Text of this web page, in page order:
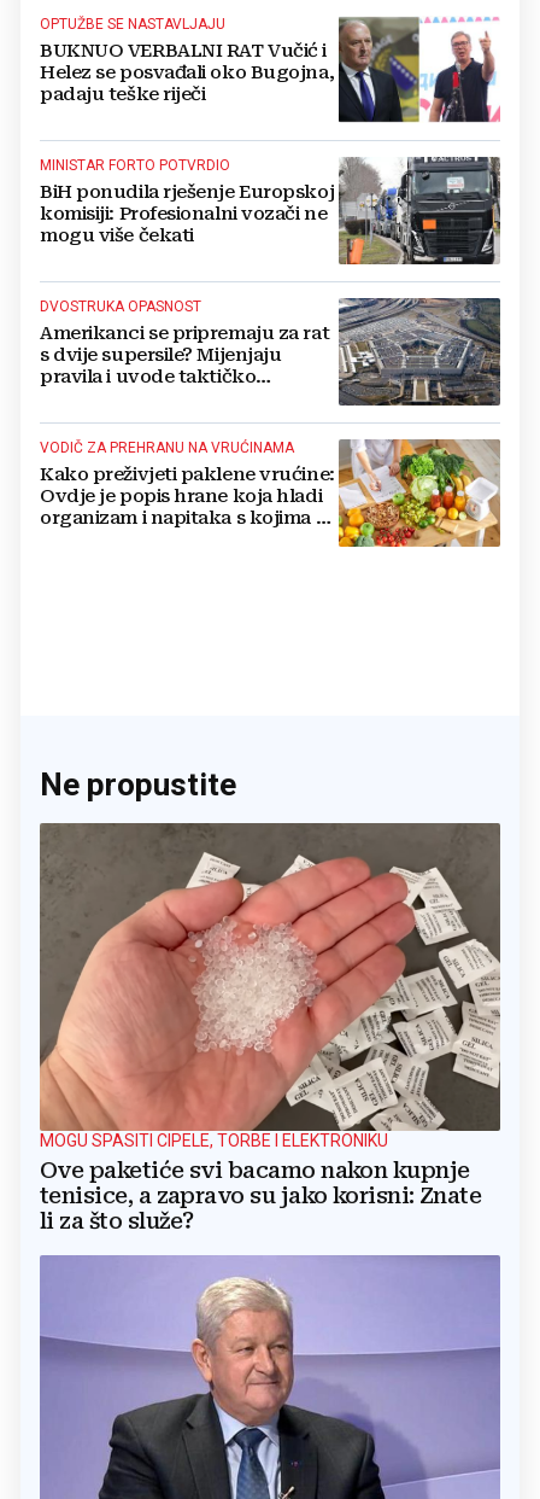
OPTUŽBE SE NASTAVLJAJU
BUKNUO VERBALNI RAT Vučić i
Helez se posvađali oko Bugojna,
padaju teške riječi
MINISTAR FORTO POTVRDIO
BiH ponudila rješenje Europskoj
komisiji: Profesionalni vozači ne
mogu više čekati
DVOSTRUKA OPASNOST
Amerikanci se pripremaju za rat
s dvije supersile? Mijenjaju
pravila i uvode taktičko
VODIČ ZA PREHRANU NA VRUĆINAMA
Kako preživjeti paklene vrućine:
Ovdje je popis hrane koja hladi
organizam i napitaka s kojima si
Ne propustite
MOGU SPASITI CIPELE, TORBE I ELEKTRONIKU
Ove paketiće svi bacamo nakon kupnje
tenisice, a zapravo su jako korisni: Znate
li za što služe?